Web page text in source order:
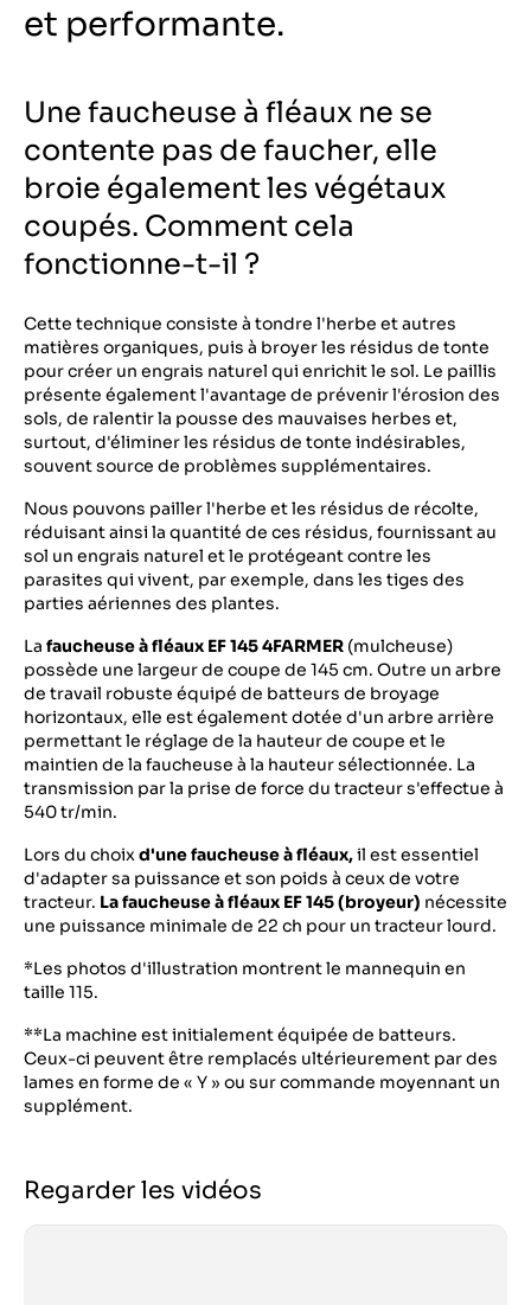
et performante.
Une faucheuse à fléaux ne se
contente pas de faucher, elle
broie également les végétaux
coupés. Comment cela
fonctionne-t-il ?
Cette technique consiste à tondre l'herbe et autres
matières organiques, puis à broyer les résidus de tonte
pour créer un engrais naturel qui enrichit le sol. Le paillis
présente également l'avantage de prévenir l'érosion des
sols, de ralentir la pousse des mauvaises herbes et,
surtout, d'éliminer les résidus de tonte indésirables,
souvent source de problèmes supplémentaires.
Nous pouvons pailler l'herbe et les résidus de récolte,
réduisant ainsi la quantité de ces résidus, fournissant au
sol un engrais naturel et le protégeant contre les
parasites qui vivent, par exemple, dans les tiges des
parties aériennes des plantes.
La faucheuse à fléaux EF 145 4FARMER (mulcheuse)
possède une largeur de coupe de 145 cm. Outre un arbre
de travail robuste équipé de batteurs de broyage
horizontaux, elle est également dotée d'un arbre arrière
permettant le réglage de la hauteur de coupe et le
maintien de la faucheuse à la hauteur sélectionnée. La
transmission par la prise de force du tracteur s'effectue à
540 tr/min.
Lors du choixd'une faucheuse à fléaux,il est essentiel
d'adapter sa puissance et son poids à ceux de votre
tracteur. La faucheuse à fléaux EF 145 (broyeur) nécessite
une puissance minimale de 22 ch pour un tracteur lourd.
*Les photos d'illustration montrent le mannequin en
taille 115.
**La machine est initialement équipée de batteurs.
Ceux-ci peuvent être remplacés ultérieurement par des
lames en forme de « Y » ou sur commande moyennant un
supplément.
Regarder les vidéos